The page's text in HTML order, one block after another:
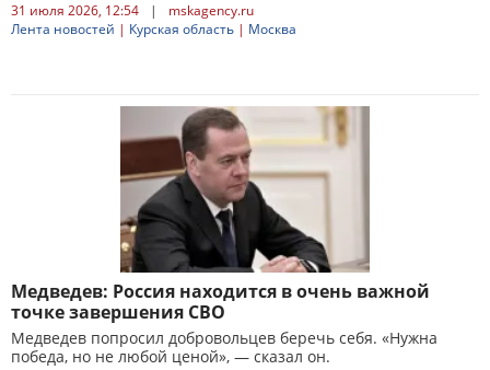
31 июля 2026, 12:54 |
mskagency.ru
Лента новостей | Курская область | Москва
Медведев: Россия находится в очень важной
точке завершения СВО
Медведев попросил добровольцев беречь себя. «Нужна
победа, но не любой ценой», — сказал он.